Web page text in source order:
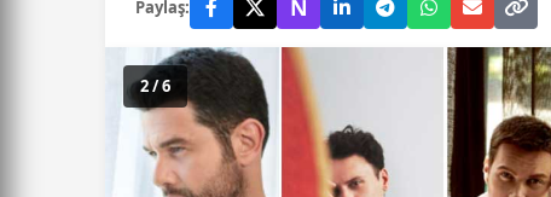
Paylaş: N
2 / 6